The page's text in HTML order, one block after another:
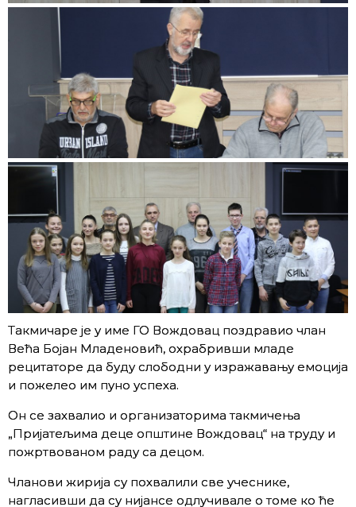
Такмичаре је у име ГО Вождовац поздравио члан
Већа Бојан Младеновић, охрабривши младе
рецитаторе да буду слободни у изражавању емоција
и пожелео им пуно успеха.
Он се захвалио и организаторима такмичења
„Пријатељима деце општине Вождовац“ на труду и
пожртвованом раду са децом.
Чланови жирија су похвалили све учеснике,
нагласивши да су нијансе одлучивале о томе ко ће